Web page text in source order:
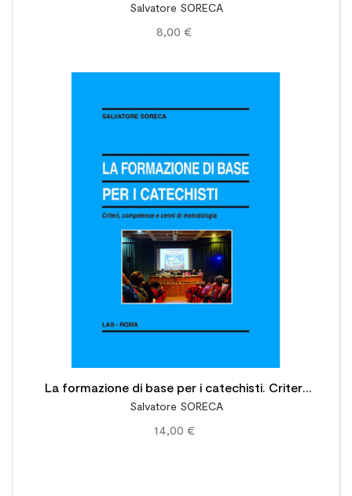
competenze e cenni di metodologia
Salvatore SORECA
8,00 €
La formazione di base per i catechisti. Criteri,
competenze e cenni di metodologia
Salvatore SORECA
14,00 €